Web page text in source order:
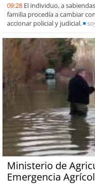
09:28 El individuo, a
familia procedía a cambiar
accionar policial y judicial.
Ministerio de
Emergencia